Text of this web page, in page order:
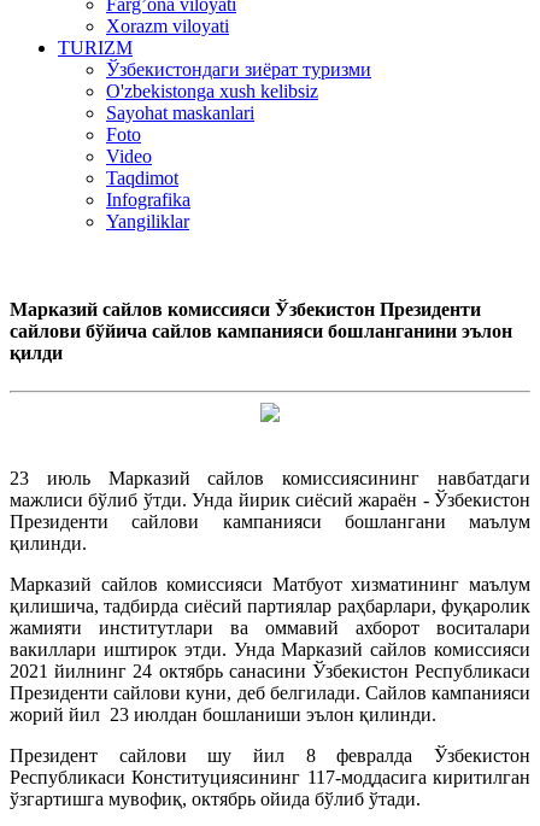
Farg’ona viloyati
Xorazm viloyati
TURIZM
Ўзбекистондаги зиёрат туризми
O'zbekistonga xush kelibsiz
Sayohat maskanlari
Foto
Video
Taqdimot
Infografika
Yangiliklar
Марказий сайлов комиссияси Ўзбекистон Президенти
сайлови бўйича сайлов кампанияси бошланганини эълон
қилди
23 июль Марказий сайлов комиссиясининг навбатдаги
мажлиси бўлиб ўтди. Унда йирик сиёсий жараён - Ўзбекистон
Президенти сайлови кампанияси бошлангани маълум
қилинди.
Марказий сайлов комиссияси Матбуот хизматининг маълум
қилишича, тадбирда сиёсий партиялар раҳбарлари, фуқаролик
жамияти институтлари ва оммавий ахборот воситалари
вакиллари иштирок этди. Унда Марказий сайлов комиссияси
2021 йилнинг 24 октябрь санасини Ўзбекистон Республикаси
Президенти сайлови куни, деб белгилади. Сайлов кампанияси
жорий йил 23 июлдан бошланиши эълон қилинди.
Президент сайлови шу йил 8 февралда Ўзбекистон
Республикаси Конституциясининг 117-моддасига киритилган
ўзгартишга мувофиқ, октябрь ойида бўлиб ўтади.